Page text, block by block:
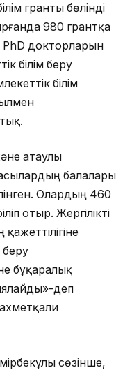
гранты бөлінді
980 грантқа
докторларын
білім беру
білім
атаулы
балалары
Олардың 460
отыр. Жергілікті
беру
бұқаралық
деп
сөзінше,